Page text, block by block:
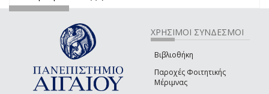
ΧΡΗΣΙΜΟΙ ΣΥΝΔΕΣΜΟΙ
Βιβλιοθήκη
Παροχές Φοιτητικής
Μέριμνας